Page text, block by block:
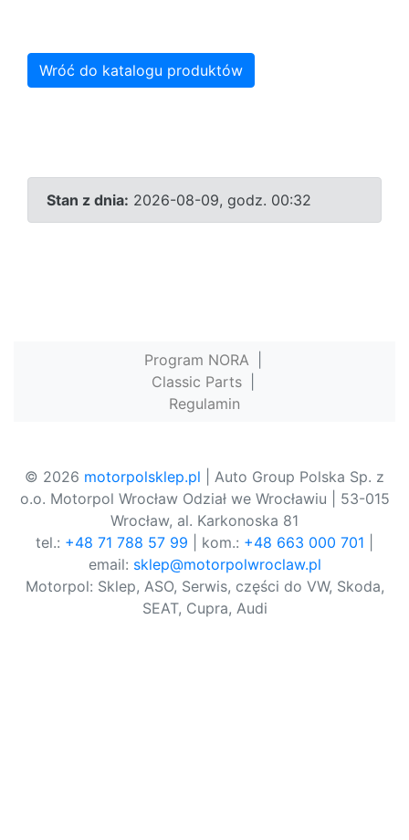
Wróć do katalogu produktów
Stan z dnia: 2026-08-09, godz. 00:32
Program NORA
Classic Parts
Regulamin
© 2026 motorpolsklep.pl | Auto Group Polska Sp. z
o.o. Motorpol Wrocław Odział we Wrocławiu | 53-015
Wrocław, al. Karkonoska 81
tel.: +48 71 788 57 99 | kom.: +48 663 000 701
email: sklep@motorpolwroclaw.pl
Motorpol: Sklep, ASO, Serwis, części do VW, Skoda,
SEAT, Cupra, Audi